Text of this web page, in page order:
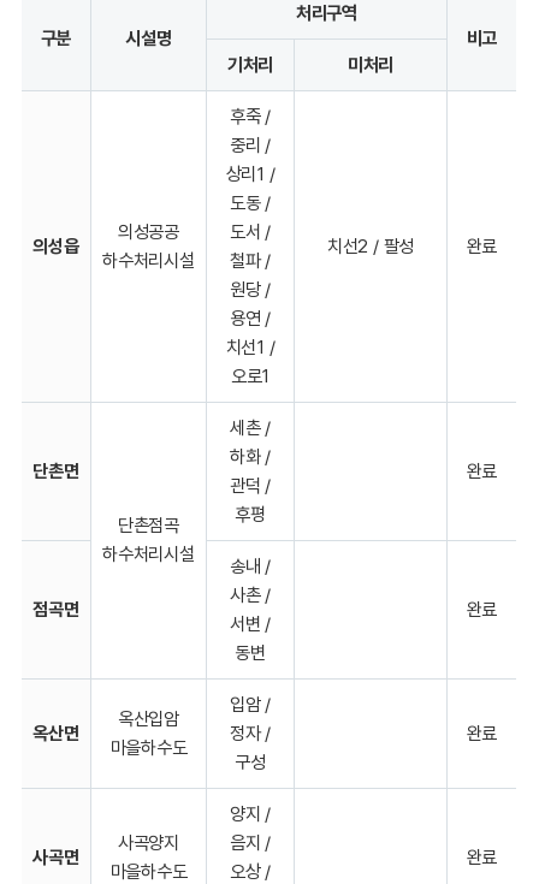
구분 시설명
처리구역
비고
기처리
미처리
의성읍
의성공공
하수처리시설
후죽 /
중리 /
상리1 /
도동 /
도서 /
철파 /
원당 /
용연 /
치선1 /
오로1
치선2 / 팔성 완료
단촌면
단촌점곡
하수처리시설
세촌 /
하화 /
관덕 /
후평
완료
점곡면
송내 /
사촌 /
서변 /
동변
완료
옥산면
옥산입암
마을하수도
입암 /
정자 /
구성
완료
사곡면
사곡양지
마을하수도
양지 /
음지 /
오상 /
완료